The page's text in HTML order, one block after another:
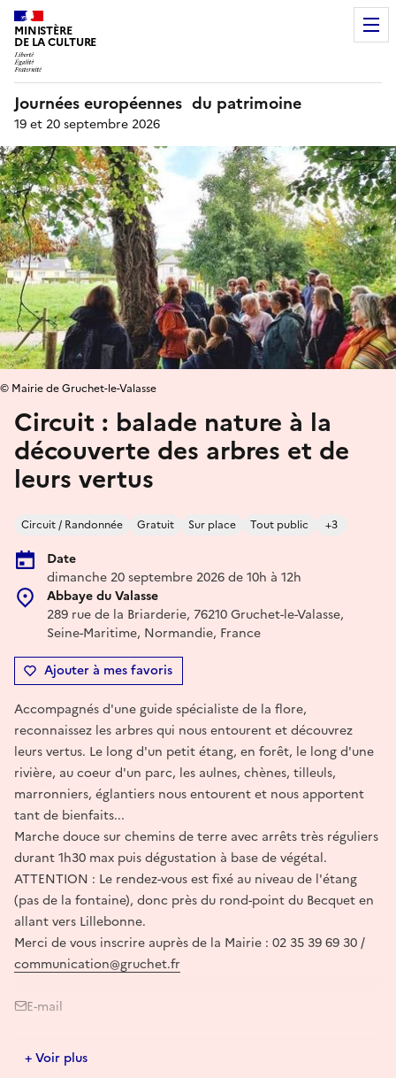
MINISTÈRE
DE LA CULTURE
Journées européennes du patrimoine
19 et 20 septembre 2026
Circuit : balade nature à la
découverte des arbres et de
leurs vertus
Circuit / Randonnée Gratuit Sur place Tout public +3
Date
dimanche 20 septembre 2026 de 10h à 12h
Abbaye du Valasse
289 rue de la Briarderie, 76210 Gruchet-le-Valasse,
Seine-Maritime, Normandie, France
Ajouter à mes favoris
© Mairie de Gruchet-le-Valasse
Accompagnés d'une guide spécialiste de la flore,
reconnaissez les arbres qui nous entourent et découvrez
leurs vertus. Le long d'un petit étang, en forêt, le long d'une
rivière, au coeur d'un parc, les aulnes, chènes, tilleuls,
marronniers, églantiers nous entourent et nous apportent
tant de bienfaits...
Marche douce sur chemins de terre avec arrêts très réguliers
durant 1h30 max puis dégustation à base de végétal.
ATTENTION : Le rendez-vous est fixé au niveau de l'étang
(pas de la fontaine), donc près du rond-point du Becquet en
allant vers Lillebonne.
Merci de vous inscrire auprès de la Mairie : 02 35 39 69 30 /
communication@gruchet.fr
E-mail
communication@gruchet.fr
+ Voir plus